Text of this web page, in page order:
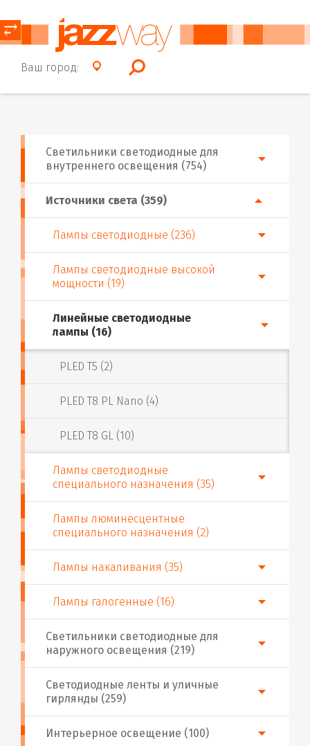
Ваш город:
⥂
Интерьерное освещение (100)
Источники света (359)
Лампы светодиодные (236)
Лампы светодиодные высокой
мощности (19)
Линейные светодиодные
лампы (16)
PLED T5 (2)
PLED T8 PL Nano (4)
PLED T8 GL (10)
Лампы светодиодные
специального назначения (35)
Лампы люминесцентные
специального назначения (2)
Лампы накаливания (35)
Лампы галогенные (16)
Светодиодные ленты и уличные
гирлянды (259)
Светильники светодиодные для
внутреннего освещения (754)
Светильники светодиодные для
наружного освещения (219)